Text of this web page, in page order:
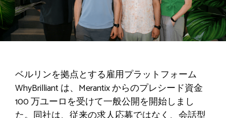
ベルリンを拠点とする雇用プラットフォーム
WhyBrilliant は、Merantix からのプレシード資金
100 万ユーロを受けて一般公開を開始しまし